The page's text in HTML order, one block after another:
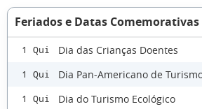
Feriados e Datas Comemorativas
1 Qui Dia das Crianças Doentes
1 Qui Dia Pan-Americano de
1 Qui Dia do Turismo Ecológico